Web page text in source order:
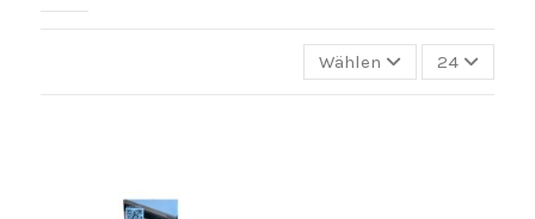
Wählen 24